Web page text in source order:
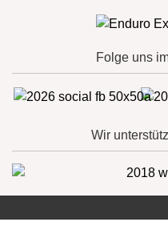
Folge uns
Wir